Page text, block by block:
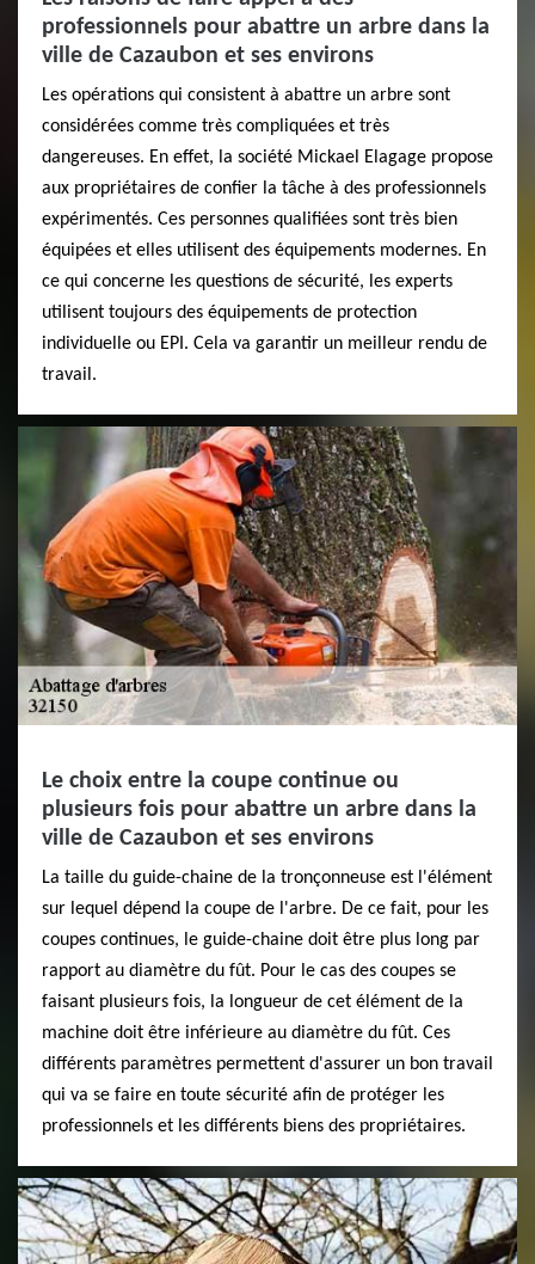
professionnels pour abattre un arbre dans la
ville de Cazaubon et ses environs
Les opérations qui consistent à abattre un arbre sont
considérées comme très compliquées et très
dangereuses. En effet, la société Mickael Elagage propose
aux propriétaires de confier la tâche à des professionnels
expérimentés. Ces personnes qualifiées sont très bien
équipées et elles utilisent des équipements modernes. En
ce qui concerne les questions de sécurité, les experts
utilisent toujours des équipements de protection
individuelle ou EPI. Cela va garantir un meilleur rendu de
travail.
Le choix entre la coupe continue ou
plusieurs fois pour abattre un arbre dans la
ville de Cazaubon et ses environs
La taille du guide-chaine de la tronçonneuse est l'élément
sur lequel dépend la coupe de l'arbre. De ce fait, pour les
coupes continues, le guide-chaine doit être plus long par
rapport au diamètre du fût. Pour le cas des coupes se
faisant plusieurs fois, la longueur de cet élément de la
machine doit être inférieure au diamètre du fût. Ces
différents paramètres permettent d'assurer un bon travail
qui va se faire en toute sécurité afin de protéger les
professionnels et les différents biens des propriétaires.